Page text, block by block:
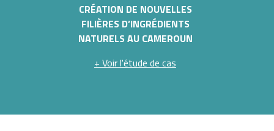
CRÉATION DE NOUVELLES
FILIÈRES D’INGRÉDIENTS
NATURELS AU CAMEROUN
+ Voir l'étude de cas